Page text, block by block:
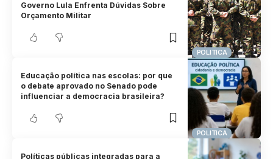
POLITICA
Governo Lula Enfrenta Dúvidas Sobre
Orçamento Militar
POLITICA
Educação política nas escolas: por que
o debate aprovado no Senado pode
influenciar a democracia brasileira?
Políticas públicas integradas para a